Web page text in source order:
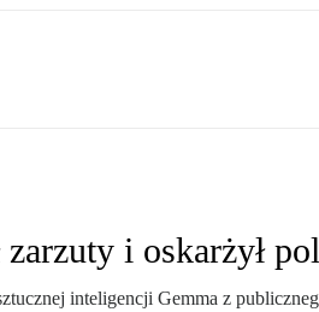
i oskarżył
inteligencji Gemma z